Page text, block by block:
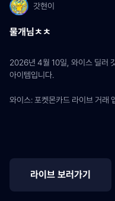
갓현이
물개님ㅊㅊ
2026년 4월 10일, 와이스 딜러
아이템입니다.
와이스: 포켓몬카드 라이브 거래
라이브 보러가기